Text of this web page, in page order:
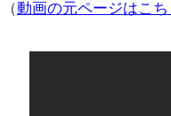
（動画の元ページはこ